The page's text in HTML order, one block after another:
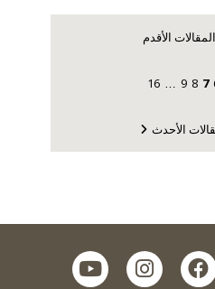
الأقدم
7
8
9
…
16
الأحدث
instagram
youtube